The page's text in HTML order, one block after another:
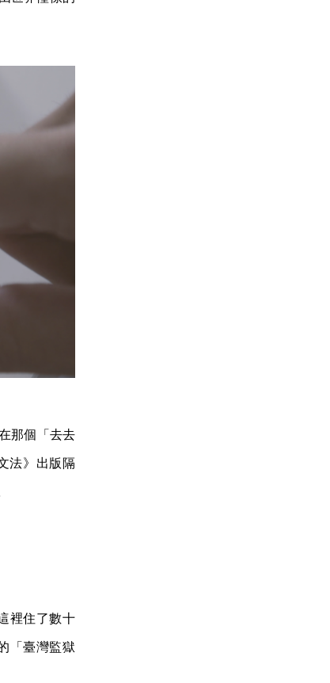
那個「去去
法》出版隔
裡住了數十
「臺灣監獄